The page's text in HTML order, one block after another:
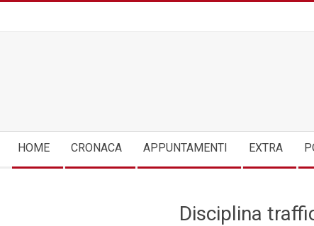
Navigation
Menu
HOME CRONACA APPUNTAMENTI EXTRA
Disciplina